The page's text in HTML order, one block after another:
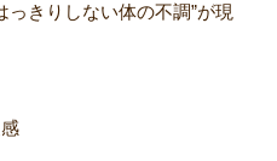
きりしない体の不調”が現